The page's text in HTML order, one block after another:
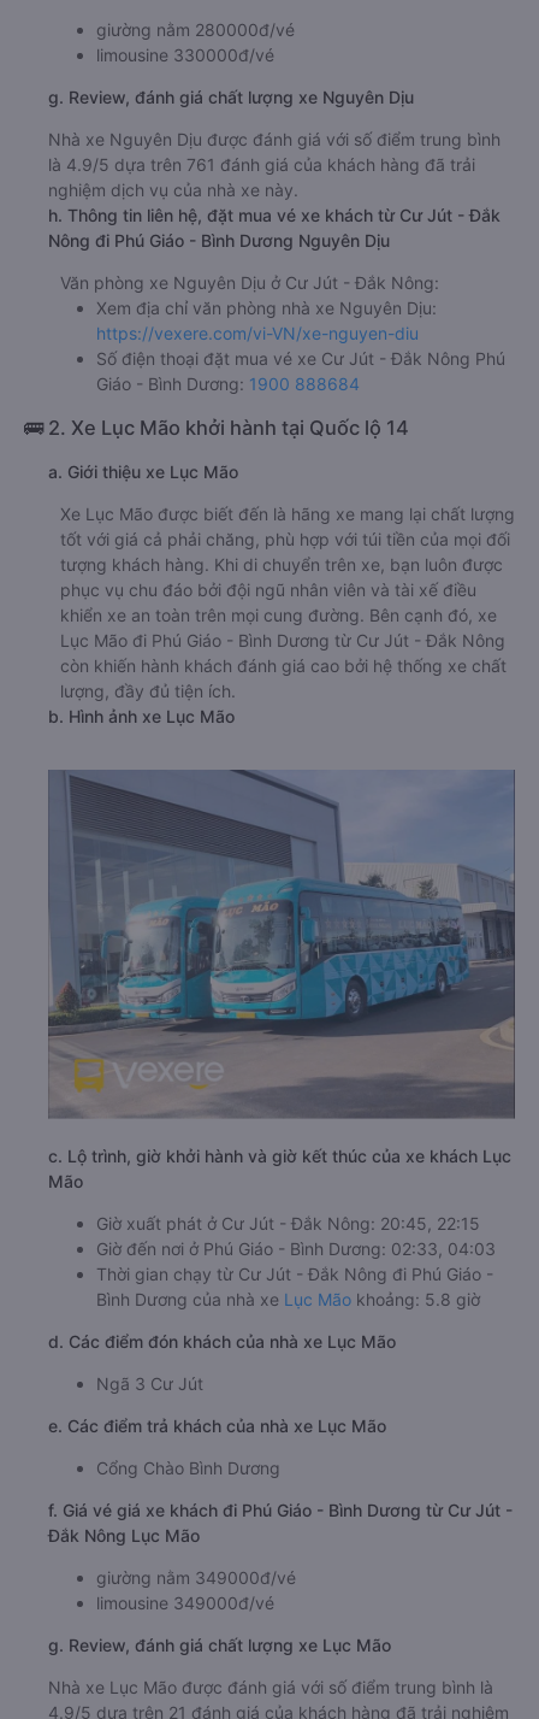
giường nằm 280000đ/vé
limousine 330000đ/vé
g. Review, đánh giá chất lượng xe Nguyên Dịu
Nhà xe Nguyên Dịu được đánh giá với số điểm trung bình
là 4.9/5 dựa trên 761 đánh giá của khách hàng đã trải
nghiệm dịch vụ của nhà xe này.
h. Thông tin liên hệ, đặt mua vé xe khách từ Cư Jút - Đắk
Nông đi Phú Giáo - Bình Dương Nguyên Dịu
Văn phòng xe Nguyên Dịu ở Cư Jút - Đắk Nông:
Xem địa chỉ văn phòng nhà xe Nguyên Dịu:
https://vexere.com/vi-VN/xe-nguyen-diu
Số điện thoại đặt mua vé xe Cư Jút - Đắk Nông Phú
Giáo - Bình Dương: 1900 888684
🚌 2. Xe Lục Mão khởi hành tại Quốc lộ 14
a. Giới thiệu xe Lục Mão
Xe Lục Mão được biết đến là hãng xe mang lại chất lượng
tốt với giá cả phải chăng, phù hợp với túi tiền của mọi đối
tượng khách hàng. Khi di chuyển trên xe, bạn luôn được
phục vụ chu đáo bởi đội ngũ nhân viên và tài xế điều
khiển xe an toàn trên mọi cung đường. Bên cạnh đó, xe
Lục Mão đi Phú Giáo - Bình Dương từ Cư Jút - Đắk Nông
còn khiến hành khách đánh giá cao bởi hệ thống xe chất
lượng, đầy đủ tiện ích.
b. Hình ảnh xe Lục Mão
c. Lộ trình, giờ khởi hành và giờ kết thúc của xe khách Lục
Mão
Giờ xuất phát ở Cư Jút - Đắk Nông: 20:45, 22:15
Giờ đến nơi ở Phú Giáo - Bình Dương: 02:33, 04:03
Thời gian chạy từ Cư Jút - Đắk Nông đi Phú Giáo -
Bình Dương của nhà xe Lục Mão khoảng: 5.8 giờ
d. Các điểm đón khách của nhà xe Lục Mão
Ngã 3 Cư Jút
e. Các điểm trả khách của nhà xe Lục Mão
Cổng Chào Bình Dương
f. Giá vé giá xe khách đi Phú Giáo - Bình Dương từ Cư Jút -
Đắk Nông Lục Mão
giường nằm 349000đ/vé
limousine 349000đ/vé
g. Review, đánh giá chất lượng xe Lục Mão
Nhà xe Lục Mão được đánh giá với số điểm trung bình là
4.9/5 dựa trên 21 đánh giá của khách hàng đã trải nghiệm